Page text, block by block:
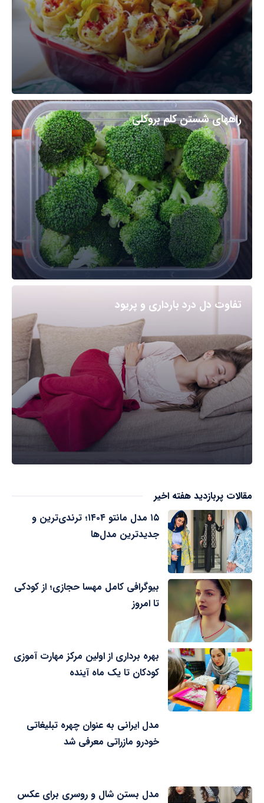
راههای شستن کلم بروکلی
تفاوت دل درد بارداری و پریود
مقالات پربازدید هفته اخیر
۱۵ مدل مانتو ۱۴۰۴؛ ترندی‌ترین و
جدیدترین مدل‌ها
بیوگرافی کامل مهسا حجازی؛ از کودکی
تا امروز
بهره برداری از اولین مرکز مهارت آموزی
کودکان تا یک ماه آینده
مدل ایرانی به عنوان چهره تبلیغاتی
خودرو مازراتی معرفی شد
مدل بستن شال و روسری برای عکس